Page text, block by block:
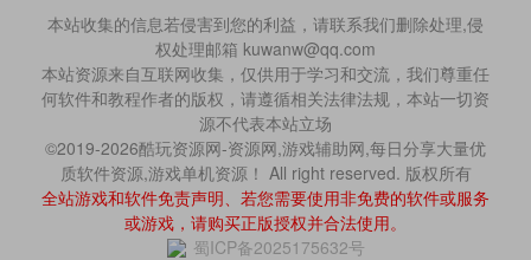
本站收集的信息若侵害到您的利益，请联系我们删除处理,侵
权处理邮箱 kuwanw@qq.com
本站资源来自互联网收集，仅供用于学习和交流，我们尊重任
何软件和教程作者的版权，请遵循相关法律法规，本站一切资
源不代表本站立场
©2019-2026酷玩资源网-资源网,游戏辅助网,每日分享大量优
质软件资源,游戏单机资源！ All right reserved. 版权所有
全站游戏和软件免责声明、若您需要使用非免费的软件或服务
或游戏，请购买正版授权并合法使用。
蜀ICP备2025175632号